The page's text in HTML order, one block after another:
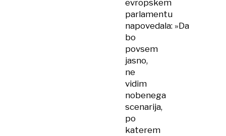
evropskem
parlamentu
napovedala: »Da
bo
povsem
jasno,
ne
vidim
nobenega
scenarija,
po
katerem